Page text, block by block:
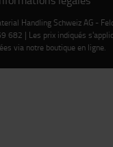
Handling Schweiz AG -
682 | Les prix indiqués
via notre boutique en ligne.